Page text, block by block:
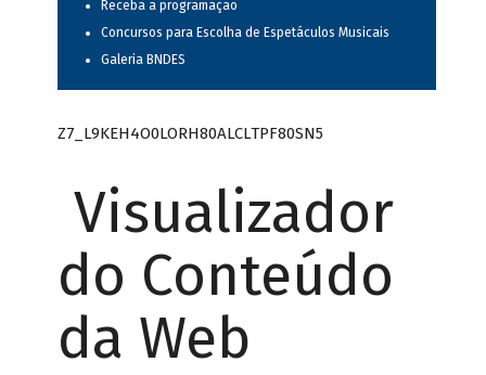
Receba a programação
Concursos para Escolha de Espetáculos Musicais
Galeria BNDES
Z7_L9KEH4O0LORH80ALCLTPF80SN5
Visualizador
do Conteúdo
da Web